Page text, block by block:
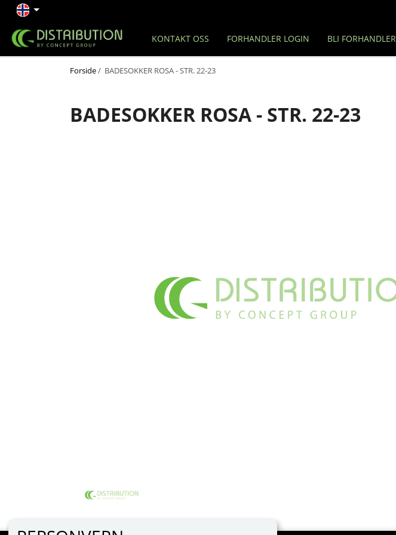
KONTAKT OSS FORHANDLER LOGIN BLI FORHANDLER
Forside/ BADESOKKER ROSA - STR. 22-23
BADESOKKER ROSA - STR. 22-23